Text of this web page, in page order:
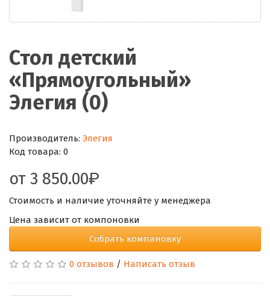
Стол детский
«Прямоугольный»
Элегия (0)
Производитель: Элегия
Код товара: 0
от 3 850.00
Стоимость и наличие уточняйте у менеджера
Цена зависит от компоновки
Собрать компановку
0 отзывов / Написать отзыв